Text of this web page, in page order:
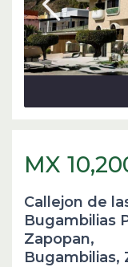
MX
Callejon de
Bugambilias
Zapopan,
Bugambilias,